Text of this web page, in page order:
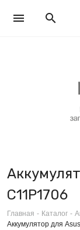
C11P1706
Главная - Каталог -
Аккумулятор для